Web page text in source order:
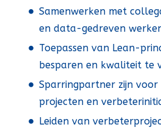
Samenwerken met
en data-gedreven
Toepassen van Lean-
besparen en kwaliteit te
Sparringpartner zijn voor
projecten en
Leiden van